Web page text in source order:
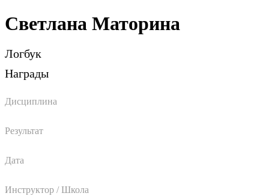
Светлана Маторина
Логбук
Награды
Дисциплина
Результат
Дата
Инструктор / Школа